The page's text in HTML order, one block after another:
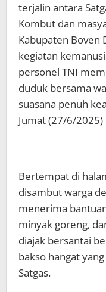
terjalin antara
Kombut dan
Kabupaten Boven
kegiatan
personel TNI
duduk bersama
suasana penuh
Jumat (27/6/2025)
Bertempat di
disambut warga
menerima
minyak goreng,
diajak bersantai
bakso hangat
Satgas.